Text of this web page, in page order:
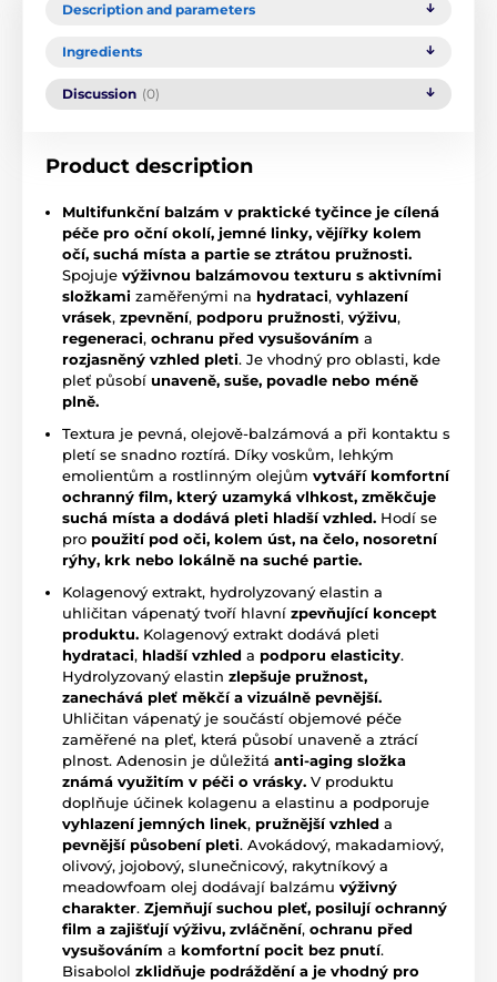
Description and parameters
Ingredients
Discussion (0)
Product description
Multifunkční balzám v praktické tyčince je cílená
péče pro oční okolí, jemné linky, vějířky kolem
očí, suchá místa a partie se ztrátou pružnosti.
Spojuje výživnou balzámovou texturu s aktivními
složkami zaměřenými na hydrataci, vyhlazení
vrásek, zpevnění, podporu pružnosti, výživu,
regeneraci, ochranu před vysušováním a
rozjasněný vzhled pleti. Je vhodný pro oblasti, kde
pleť působí unaveně, suše, povadle nebo méně
plně.
Textura je pevná, olejově-balzámová a při kontaktu s
pletí se snadno roztírá. Díky voskům, lehkým
emolientům a rostlinným olejům vytváří komfortní
ochranný film, který uzamyká vlhkost, změkčuje
suchá místa a dodává pleti hladší vzhled. Hodí se
pro použití pod oči, kolem úst, na čelo, nosoretní
rýhy, krk nebo lokálně na suché partie.
Kolagenový extrakt, hydrolyzovaný elastin a
uhličitan vápenatý tvoří hlavní zpevňující koncept
produktu. Kolagenový extrakt dodává pleti
hydrataci, hladší vzhled a podporu elasticity.
Hydrolyzovaný elastin zlepšuje pružnost,
zanechává pleť měkčí a vizuálně pevnější.
Uhličitan vápenatý je součástí objemové péče
zaměřené na pleť, která působí unaveně a ztrácí
plnost. Adenosin je důležitá anti-aging složka
známá využitím v péči o vrásky. V produktu
doplňuje účinek kolagenu a elastinu a podporuje
vyhlazení jemných linek, pružnější vzhled a
pevnější působení pleti. Avokádový, makadamiový,
olivový, jojobový, slunečnicový, rakytníkový a
meadowfoam olej dodávají balzámu výživný
charakter. Zjemňují suchou pleť, posilují ochranný
film a zajišťují výživu, zvláčnění, ochranu před
vysušováním a komfortní pocit bez pnutí.
Bisabolol zklidňuje podráždění a je vhodný pro